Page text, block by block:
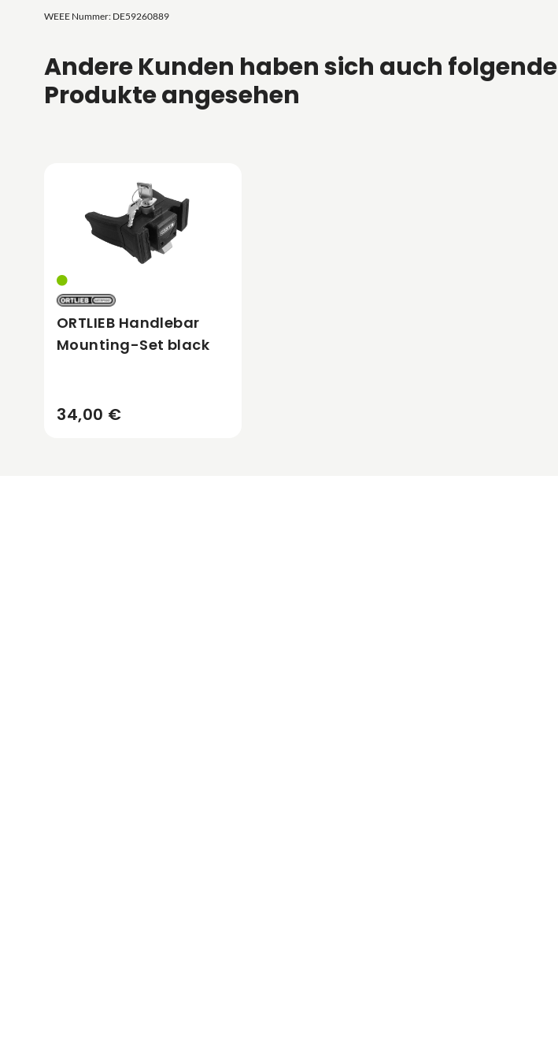
WEEE Nummer: DE59260889
Andere Kunden haben sich auch folgende
Produkte angesehen
ORTLIEB Handlebar
Mounting-Set black
34,00 €